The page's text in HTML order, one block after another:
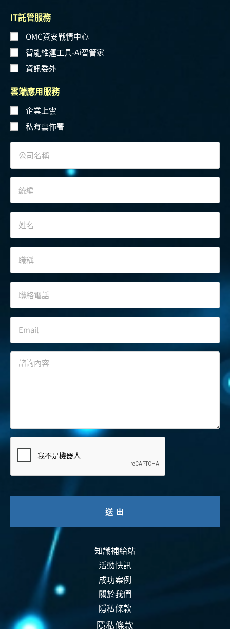
IT託管服務
OMC資安戰情中心
智能維運工具-Ai智管家
資訊委外
雲端應用服務
企業上雲
私有雲佈署
知識補給站
活動快訊
成功案例
關於我們
隱私條款
隱私條款